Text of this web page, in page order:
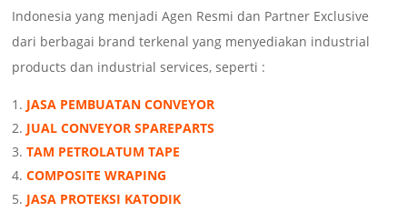
Indonesia yang menjadi Agen Resmi dan Partner Exclusive
dari berbagai brand terkenal yang menyediakan industrial
products dan industrial services, seperti :
JASA PEMBUATAN CONVEYOR
JUAL CONVEYOR SPAREPARTS
TAM PETROLATUM TAPE
COMPOSITE WRAPING
JASA PROTEKSI KATODIK